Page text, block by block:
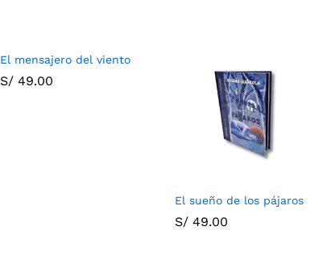
El mensajero del viento
S/49.00
S/49.00
El sueño de los pájaros
S/ 49.00
S/ 49.00